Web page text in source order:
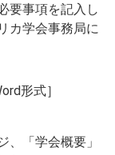
要事項を記入し
カ学会事務局に
形式］
、「学会概要」